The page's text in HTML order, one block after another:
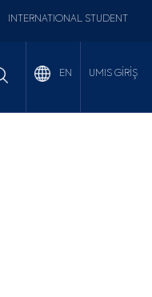
INTERNATIONAL STUDENT
EN UMIS GİRİŞ